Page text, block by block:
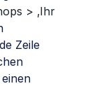
> ‚Ihr
Zeile